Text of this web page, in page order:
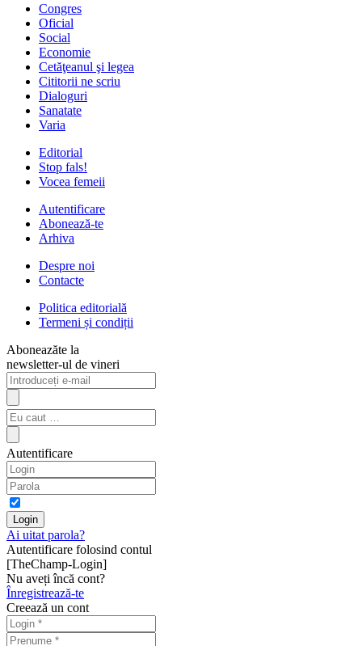
Congres
Oficial
Social
Economie
Cetăţeanul şi legea
Cititorii ne scriu
Dialoguri
Sanatate
Varia
Editorial
Stop fals!
Vocea femeii
Autentificare
Abonează-te
Arhiva
Despre noi
Contacte
Politica editorială
Termeni și condiții
Aboneazăte la
newsletter-ul de vineri
Autentificare
Ai uitat parola?
Autentificare folosind contul
[TheChamp-Login]
Nu aveți încă cont?
Înregistrează-te
Creează un cont